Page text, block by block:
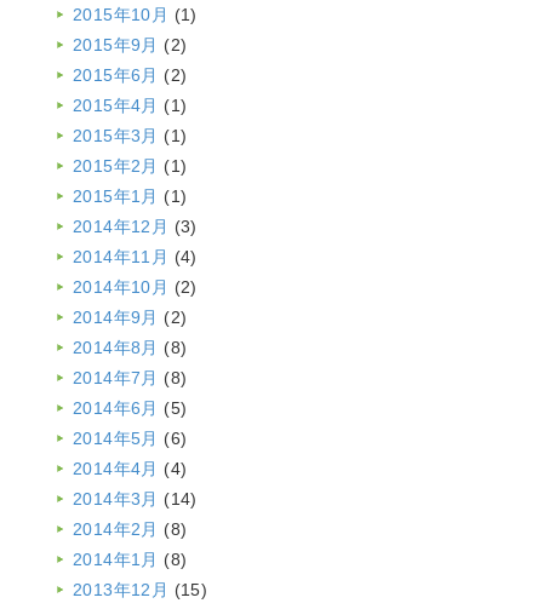
2015年10月 (1)
2015年9月 (2)
2015年6月 (2)
2015年4月 (1)
2015年3月 (1)
2015年2月 (1)
2015年1月 (1)
2014年12月 (3)
2014年11月 (4)
2014年10月 (2)
2014年9月 (2)
2014年8月 (8)
2014年7月 (8)
2014年6月 (5)
2014年5月 (6)
2014年4月 (4)
2014年3月 (14)
2014年2月 (8)
2014年1月 (8)
2013年12月 (15)